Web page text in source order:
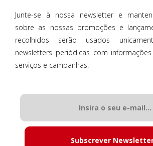
Junte-se à nossa newsletter e
sobre as nossas promoções e
recolhidos serão usados
newsletters periódicas com
serviços e campanhas.
Subscrever